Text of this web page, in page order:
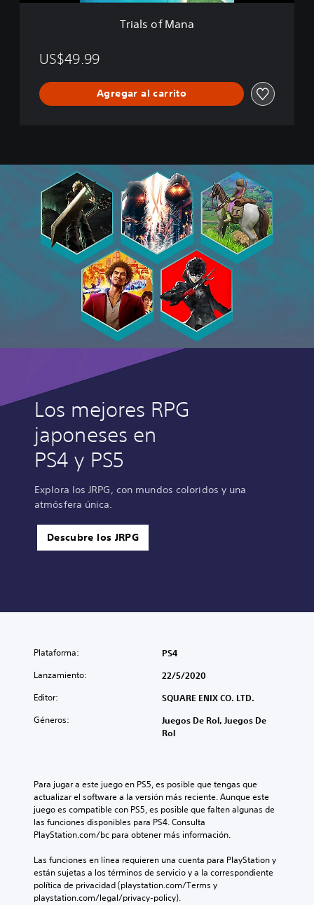
Trials of Mana
US$49.99
Agregar al carrito
Los mejores RPG
japoneses en
PS4 y PS5
Explora los JRPG, con mundos coloridos y una
atmósfera única.
Descubre los JRPG
Plataforma: PS4
Lanzamiento: 22/5/2020
Editor: SQUARE ENIX CO. LTD.
Géneros:
Juegos De Rol, Juegos De
Rol
Para jugar a este juego en PS5, es posible que tengas que
actualizar el software a la versión más reciente. Aunque este
juego es compatible con PS5, es posible que falten algunas de
las funciones disponibles para PS4. Consulta
PlayStation.com/bc para obtener más información.
Las funciones en línea requieren una cuenta para PlayStation y
están sujetas a los términos de servicio y a la correspondiente
política de privacidad (playstation.com/Terms y
playstation.com/legal/privacy-policy).